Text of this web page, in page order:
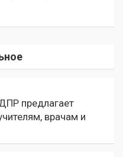
предлагает
врачам и